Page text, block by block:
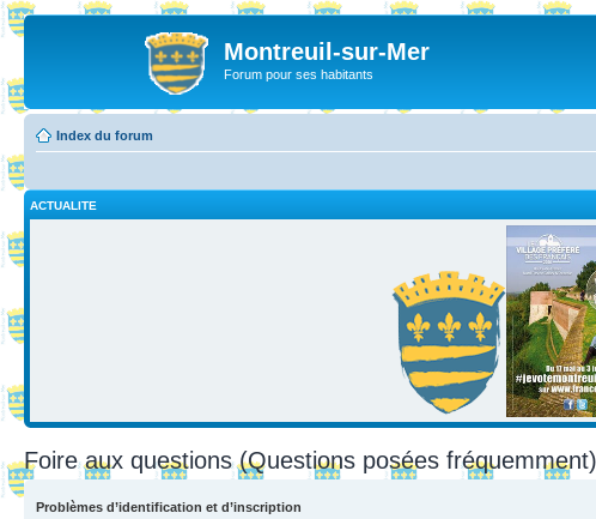
Montreuil-sur-Mer
Forum pour ses habitants
Index du forum
ACTUALITE
Foire aux questions (Questions posées fréquemment)
Problèmes d’identification et d’inscription